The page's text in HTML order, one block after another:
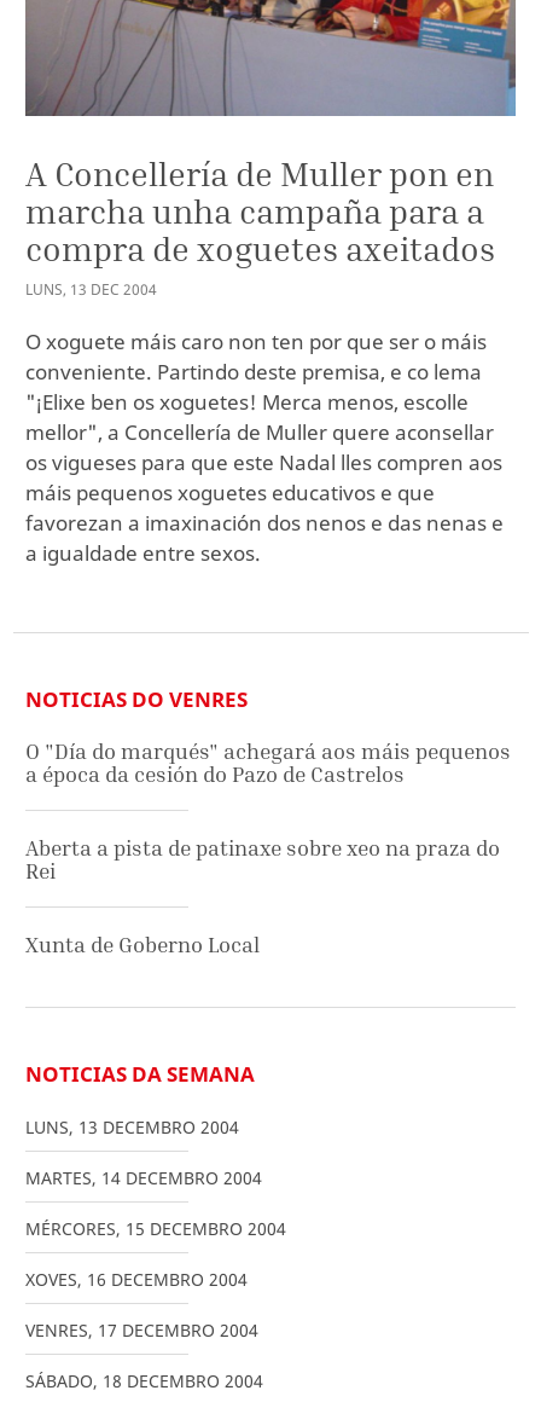
A Concellería de Muller pon en
marcha unha campaña para a
compra de xoguetes axeitados
LUNS, 13 DEC 2004
O xoguete máis caro non ten por que ser o máis
conveniente. Partindo deste premisa, e co lema
"¡Elixe ben os xoguetes! Merca menos, escolle
mellor", a Concellería de Muller quere aconsellar
os vigueses para que este Nadal lles compren aos
máis pequenos xoguetes educativos e que
favorezan a imaxinación dos nenos e das nenas e
a igualdade entre sexos.
NOTICIAS DO VENRES
O "Día do marqués" achegará aos máis pequenos
a época da cesión do Pazo de Castrelos
Aberta a pista de patinaxe sobre xeo na praza do
Rei
Xunta de Goberno Local
NOTICIAS DA SEMANA
LUNS, 13 DECEMBRO 2004
MARTES, 14 DECEMBRO 2004
MÉRCORES, 15 DECEMBRO 2004
XOVES, 16 DECEMBRO 2004
VENRES, 17 DECEMBRO 2004
SÁBADO, 18 DECEMBRO 2004